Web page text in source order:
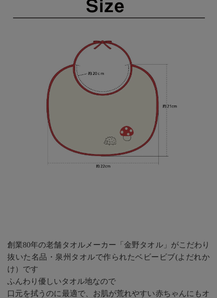
創業80年の老舗タオルメーカー「金野タオル」がこだわり
抜いた名品・泉州タオルで作られたベビービブ(よだれか
け）です
ふんわり優しいタオル地なので
口元を拭うのに最適で、お肌が荒れやすい赤ちゃんにもオ